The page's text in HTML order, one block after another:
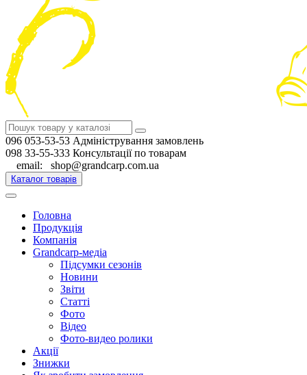
096 053-53-53 Адміністрування замовлень
098 33-55-333 Консультації по товарам
email: shop@grandcarp.com.ua
Каталог товарів
Головна
Продукція
Компанія
Grandcarp-медіа
Підсумки сезонів
Новини
Звіти
Статті
Фото
Відео
Фото-видео ролики
Акції
Знижки